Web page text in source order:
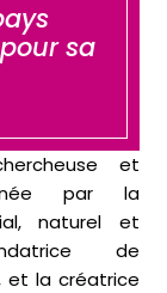
sa
et
par la
naturel et
de
et la créatrice